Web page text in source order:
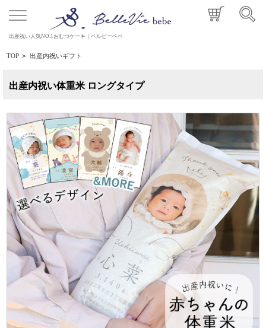
出産祝い人気NO.1おむつケーキ｜ベルビーベベ
TOP > 出産内祝いギフト
出産内祝い体重米 ロングタイプ